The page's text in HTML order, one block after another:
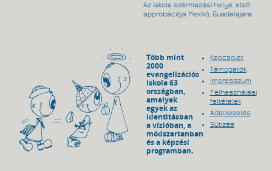
Az iskola származási helye, első
approbációja Mexikó, Guadalajara.
Több mint
2000
evangelizációs
iskola 63
országban,
amelyek
egyek az
identitásban
a vízióban, a
módszertanban
és a képzési
programban.
Kapcsolat
Támogatók
Impresszum
Felhasználási
feltételek
Adatkezelés
Sütizés